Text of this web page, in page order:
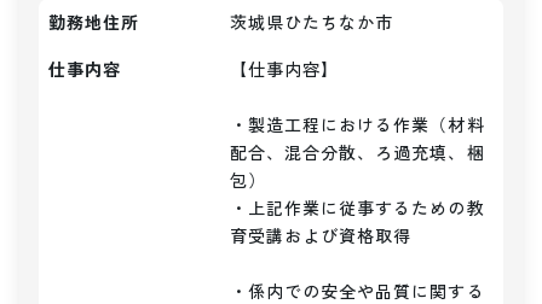
勤務地住所
茨城県ひたちなか市
仕事内容
【仕事内容】
・製造工程における作業（材料
配合、混合分散、ろ過充填、梱
包）
・上記作業に従事するための教
育受講および資格取得
・係内での安全や品質に関する